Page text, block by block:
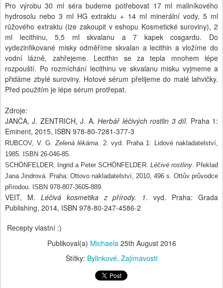
Pro výrobu 30 ml séra budeme potřebovat 17 ml maliníkového
hydrosolu nebo 3 ml HG extraktu + 14 ml minerální vody, 5 ml
růžového extraktu (lze zakoupit v eshopu Kosmetické suroviny), 2
ml lecithinu, 5,5 ml skvalanu a 7 kapek cosgardu. Do
vydezinfikované misky odměříme skvalan a lecithin a vložíme do
vodní lázně, zahřejeme. Lecithin se za tepla mnohem lépe
rozpouští. Po rozmíchání lecithinu ve skvalanu misku vyjmeme a
přidáme zbylé suroviny. Hotové sérum přelijeme do malé lahvičky.
Před použitím je lépe sérum protřepat.
Zdroje:
JANČA, J. ZENTRICH, J. A.Herbář léčivých rostlin 3 díl. Praha 1:
Eminent, 2015, ISBN 978-80-7281-377-3
RUBCOV, V. G.Zelená lékárna. 2. vyd. Praha 1: Lidové nakladatelství,
1985. ISBN 26-046-85.
SCHÖNFELDER, Ingrid a Peter SCHÖNFELDER. Léčivé rostliny. Překlad
Jana Jindrová. Praha: Ottovo nakladatelství, 2010, 496 s. Ottův průvodce
přírodou. ISBN 978-807-3605-889.
VEIT, M. Léčivá kosmetika z přírody. 1.vyd. Praha: Grada
Publishing, 2014, ISBN 978-80-247-4586-2
Recepty vlastní :)
Publikoval(a) Michaela 25th August 2016
Štítky: Bylinkové Zajímavosti